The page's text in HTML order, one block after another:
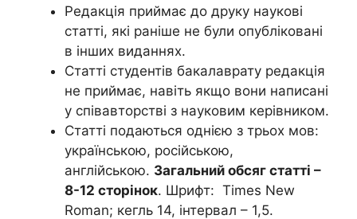
Редакція приймає до друку наукові
статті, які раніше не були опубліковані
в інших виданнях.
Статті студентів бакалаврату редакція
не приймає, навіть якщо вони написані
у співавторстві з науковим керівником.
Статті подаються однією з трьох мов:
українською, російською,
англійською. Загальний обсяг статті –
8-12 сторінок. Шрифт: Times New
Roman; кегль 14, інтервал – 1,5.